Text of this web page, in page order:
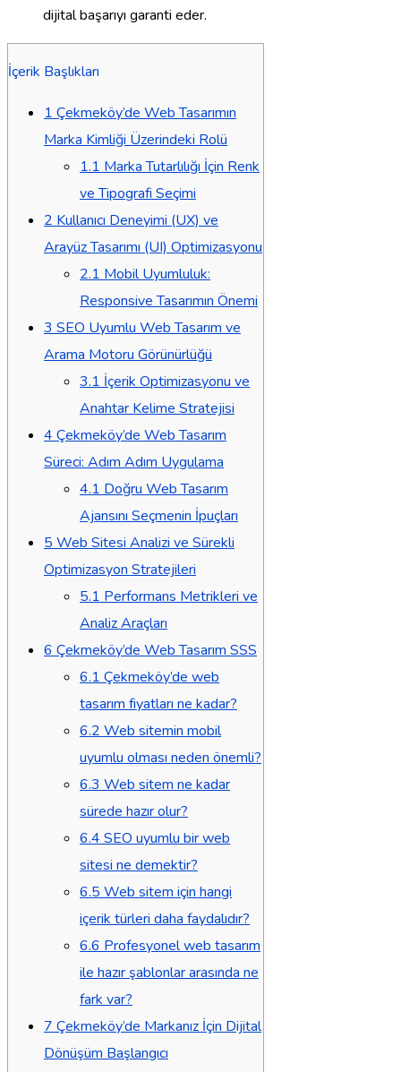
dijital başarıyı garanti eder.
İçerik Başlıkları
1 Çekmeköy’de Web Tasarımın
Marka Kimliği Üzerindeki Rolü
1.1 Marka Tutarlılığı İçin Renk
ve Tipografi Seçimi
2 Kullanıcı Deneyimi (UX) ve
Arayüz Tasarımı (UI) Optimizasyonu
2.1 Mobil Uyumluluk:
Responsive Tasarımın Önemi
3 SEO Uyumlu Web Tasarım ve
Arama Motoru Görünürlüğü
3.1 İçerik Optimizasyonu ve
Anahtar Kelime Stratejisi
4 Çekmeköy’de Web Tasarım
Süreci: Adım Adım Uygulama
4.1 Doğru Web Tasarım
Ajansını Seçmenin İpuçları
5 Web Sitesi Analizi ve Sürekli
Optimizasyon Stratejileri
5.1 Performans Metrikleri ve
Analiz Araçları
6 Çekmeköy’de Web Tasarım SSS
6.1 Çekmeköy’de web
tasarım fiyatları ne kadar?
6.2 Web sitemin mobil
uyumlu olması neden önemli?
6.3 Web sitem ne kadar
sürede hazır olur?
6.4 SEO uyumlu bir web
sitesi ne demektir?
6.5 Web sitem için hangi
içerik türleri daha faydalıdır?
6.6 Profesyonel web tasarım
ile hazır şablonlar arasında ne
fark var?
7 Çekmeköy’de Markanız İçin Dijital
Dönüşüm Başlangıcı